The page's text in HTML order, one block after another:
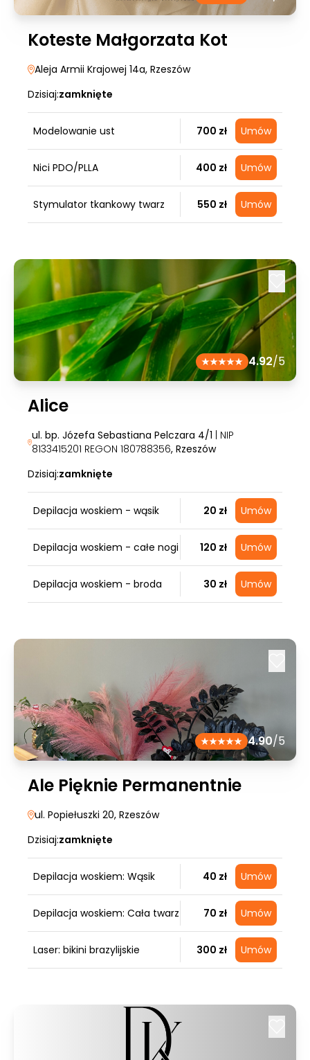
Koteste Małgorzata Kot
Aleja Armii Krajowej 14a, Rzeszów
Dzisiaj:zamknięte
Modelowanie ust 700 zł Umów
Nici PDO/PLLA 400 zł Umów
Stymulator tkankowy twarz 550 zł Umów
4.92/5
Alice
ul. bp. Józefa Sebastiana Pelczara 4/1 | NIP
8133415201 REGON 180788356, Rzeszów
Dzisiaj:zamknięte
Depilacja woskiem - wąsik 20 zł Umów
Depilacja woskiem - całe nogi 120 zł Umów
Depilacja woskiem - broda 30 zł Umów
4.90/5
Ale Pięknie Permanentnie
ul. Popiełuszki 20, Rzeszów
Dzisiaj:zamknięte
Depilacja woskiem: Wąsik 40 zł Umów
Depilacja woskiem: Cała twarz 70 zł Umów
Laser: bikini brazylijskie 300 zł Umów